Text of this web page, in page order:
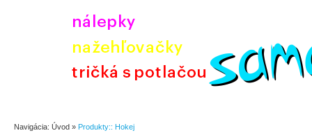
Navigácia: Úvod » Produkty:: Hokej